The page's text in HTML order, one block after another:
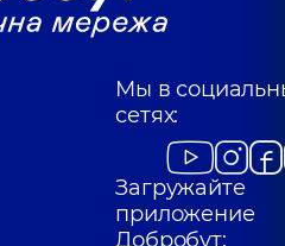
Мы в
сетях:
Загружайте
приложение
Добробут: